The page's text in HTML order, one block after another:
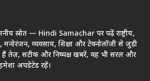
स्रोत — Hindi Samachar पर पढ़ें राष्ट्रीय,
मनोरंजन, व्यवसाय, शिक्षा और टेक्नोलॉजी से जुड़ी
तेज़, सटीक और निष्पक्ष खबरें, वह भी सरल और
अपडेटेड रहें।